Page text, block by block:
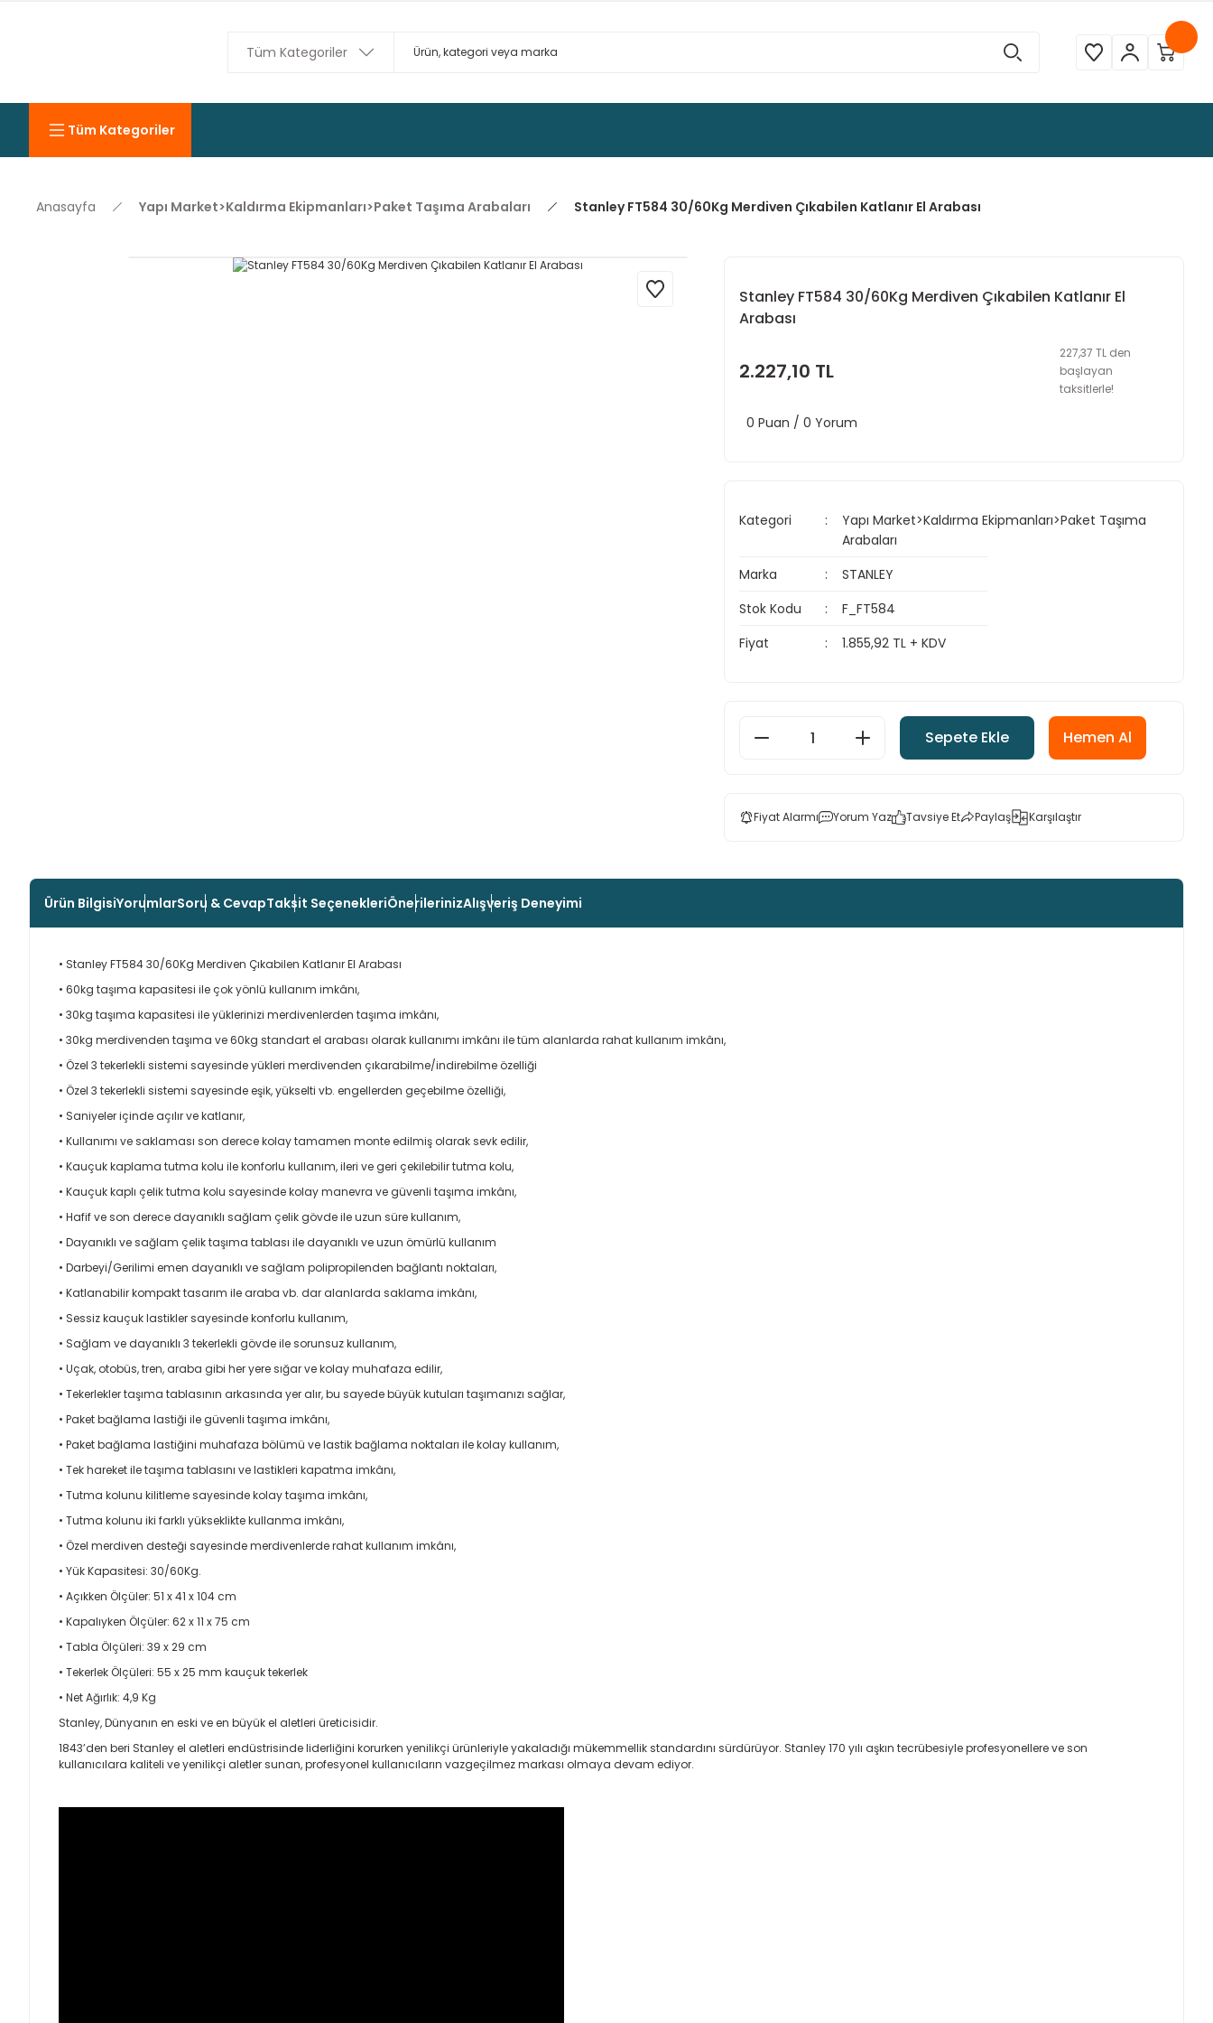
Tüm Kategoriler
Anasayfa Yapı Market>Kaldırma Ekipmanları>Paket Taşıma Arabaları Stanley FT584 30/60Kg Merdiven Çıkabilen Katlanır El Arabası
Stanley FT584 30/60Kg Merdiven Çıkabilen Katlanır El
Arabası
2.227,10 TL
227,37 TL den
başlayan
taksitlerle!
0 Puan / 0 Yorum
Kategori
Yapı Market>Kaldırma Ekipmanları>Paket Taşıma
Arabaları
Marka
STANLEY
Stok Kodu
F_FT584
Fiyat
1.855,92 TL + KDV
Sepete Ekle Hemen Al
Fiyat Alarmı Yorum Yaz Tavsiye Et Paylaş Karşılaştır
Ürün BilgisiYorumlarSoru & CevapTaksit SeçenekleriÖnerilerinizAlışveriş Deneyimi
• Stanley FT584 30/60Kg Merdiven Çıkabilen Katlanır El Arabası
• 60kg taşıma kapasitesi ile çok yönlü kullanım imkânı,
• 30kg taşıma kapasitesi ile yüklerinizi merdivenlerden taşıma imkânı,
• 30kg merdivenden taşıma ve 60kg standart el arabası olarak kullanımı imkânı ile tüm alanlarda rahat kullanım imkânı,
• Özel 3 tekerlekli sistemi sayesinde yükleri merdivenden çıkarabilme/indirebilme özelliği
• Özel 3 tekerlekli sistemi sayesinde eşik, yükselti vb. engellerden geçebilme özelliği,
• Saniyeler içinde açılır ve katlanır,
• Kullanımı ve saklaması son derece kolay tamamen monte edilmiş olarak sevk edilir,
• Kauçuk kaplama tutma kolu ile konforlu kullanım, ileri ve geri çekilebilir tutma kolu,
• Kauçuk kaplı çelik tutma kolu sayesinde kolay manevra ve güvenli taşıma imkânı,
• Hafif ve son derece dayanıklı sağlam çelik gövde ile uzun süre kullanım,
• Dayanıklı ve sağlam çelik taşıma tablası ile dayanıklı ve uzun ömürlü kullanım
• Darbeyi/Gerilimi emen dayanıklı ve sağlam polipropilenden bağlantı noktaları,
• Katlanabilir kompakt tasarım ile araba vb. dar alanlarda saklama imkânı,
• Sessiz kauçuk lastikler sayesinde konforlu kullanım,
• Sağlam ve dayanıklı 3 tekerlekli gövde ile sorunsuz kullanım,
• Uçak, otobüs, tren, araba gibi her yere sığar ve kolay muhafaza edilir,
• Tekerlekler taşıma tablasının arkasında yer alır, bu sayede büyük kutuları taşımanızı sağlar,
• Paket bağlama lastiği ile güvenli taşıma imkânı,
• Paket bağlama lastiğini muhafaza bölümü ve lastik bağlama noktaları ile kolay kullanım,
• Tek hareket ile taşıma tablasını ve lastikleri kapatma imkânı,
• Tutma kolunu kilitleme sayesinde kolay taşıma imkânı,
• Tutma kolunu iki farklı yükseklikte kullanma imkânı,
• Özel merdiven desteği sayesinde merdivenlerde rahat kullanım imkânı,
• Yük Kapasitesi: 30/60Kg.
• Açıkken Ölçüler: 51 x 41 x 104 cm
• Kapalıyken Ölçüler: 62 x 11 x 75 cm
• Tabla Ölçüleri: 39 x 29 cm
• Tekerlek Ölçüleri: 55 x 25 mm kauçuk tekerlek
• Net Ağırlık: 4,9 Kg
Stanley, Dünyanın en eski ve en büyük el aletleri üreticisidir.
1843’den beri Stanley el aletleri endüstrisinde liderliğini korurken yenilikçi ürünleriyle yakaladığı mükemmellik standardını sürdürüyor. Stanley 170 yılı aşkın tecrübesiyle profesyonellere ve son
kullanıcılara kaliteli ve yenilikçi aletler sunan, profesyonel kullanıcıların vazgeçilmez markası olmaya devam ediyor.